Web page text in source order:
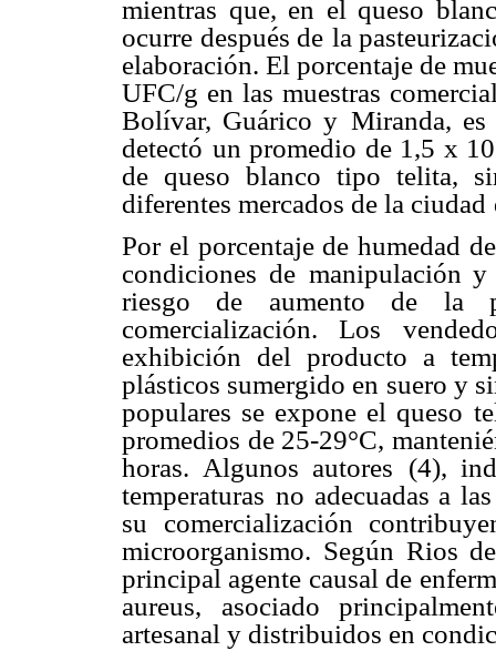
mientras que, en el queso
ocurre después de la
elaboración. El porcentaje de
UFC/g en las muestras
Bolívar, Guárico y Miranda,
detectó un promedio de 1,5 x
de queso blanco tipo telita,
diferentes mercados de la ciudad
Por el porcentaje de humedad
condiciones de manipulación y
riesgo de aumento de la
comercialización. Los
exhibición del producto a
plásticos sumergido en suero y
populares se expone el queso
promedios de 25-29°C,
horas. Algunos autores (4),
temperaturas no adecuadas a
su comercialización
microorganismo. Según Rios
principal agente causal de
aureus,
asociado
artesanal y distribuidos en